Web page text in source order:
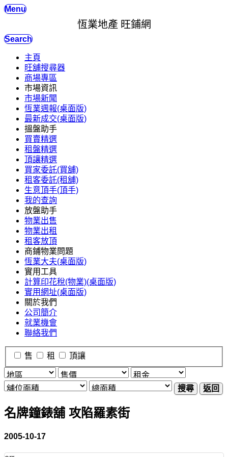
Menu
恆業地產 旺鋪網
Search
主頁
旺舖搜尋器
商場專區
市場資訊
市場新聞
恆業週報(桌面版)
最新成交(桌面版)
搵盤助手
買賣精選
租盤精選
頂讓精選
買家委託(買舖)
租客委託(租舖)
生意頂手(頂手)
我的查詢
放盤助手
物業出售
物業出租
租客放頂
商鋪物業問題
恆業大夫(桌面版)
實用工具
計算印花稅(物業)(桌面版)
實用網址(桌面版)
關於我們
公司簡介
就業機會
聯絡我們
售 租 頂讓
搜尋 返回
名牌鐘錶舖 攻陷羅素街
2005-10-17